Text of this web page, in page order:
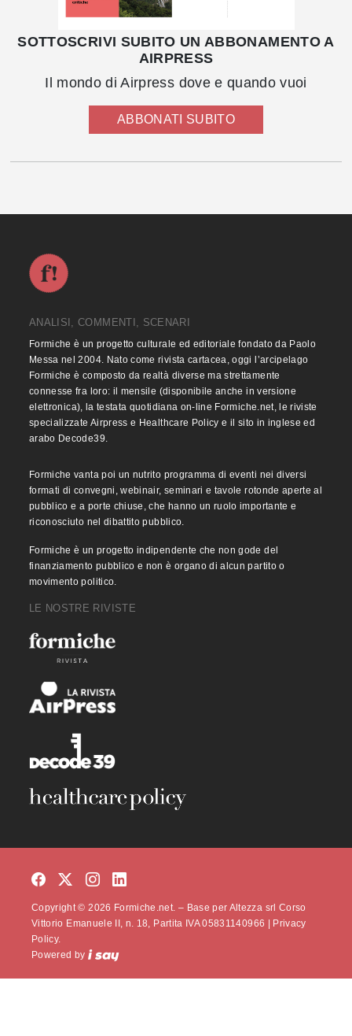
SOTTOSCRIVI SUBITO UN ABBONAMENTO A
AIRPRESS
Il mondo di Airpress dove e quando vuoi
ABBONATI SUBITO
ANALISI, COMMENTI, SCENARI
Formiche è un progetto culturale ed editoriale fondato da Paolo
Messa nel 2004. Nato come rivista cartacea, oggi l’arcipelago
Formiche è composto da realtà diverse ma strettamente
connesse fra loro: il mensile (disponibile anche in versione
elettronica), la testata quotidiana on-line Formiche.net, le riviste
specializzate Airpress e Healthcare Policy e il sito in inglese ed
arabo Decode39.
Formiche vanta poi un nutrito programma di eventi nei diversi
formati di convegni, webinair, seminari e tavole rotonde aperte al
pubblico e a porte chiuse, che hanno un ruolo importante e
riconosciuto nel dibattito pubblico.
Formiche è un progetto indipendente che non gode del
finanziamento pubblico e non è organo di alcun partito o
movimento politico.
LE NOSTRE RIVISTE
Copyright © 2026 Formiche.net. – Base per Altezza srl Corso
Vittorio Emanuele II, n. 18, Partita IVA 05831140966 |
Privacy
Policy.
Powered by